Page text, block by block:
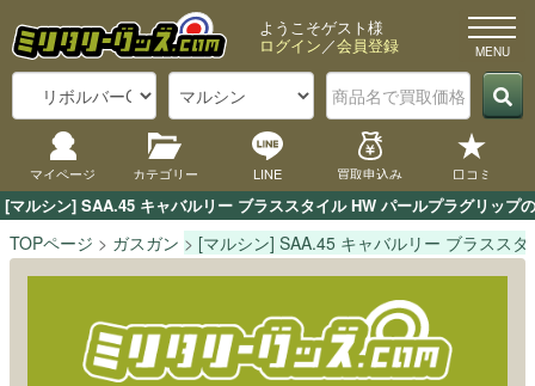
[マルシン] SAA.45 キャバルリー ブラススタイル HW パールプラグリッ
ようこそゲスト様
ログイン／会員登録
マイページ カテゴリー LINE 買取申込み 口コミ
TOPページ ガスガン [マルシン] SAA.45 キャバルリー ブラスス